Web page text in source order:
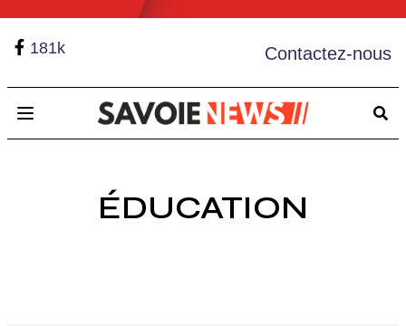
181k Contactez-nous
Open main menu
ÉDUCATION